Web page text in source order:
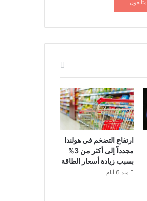
متابعون
ارتفاع التضخم في هولندا
مجدداً إلى أكثر من 3%
بسبب زيادة أسعار الطاقة
منذ 6 أيام